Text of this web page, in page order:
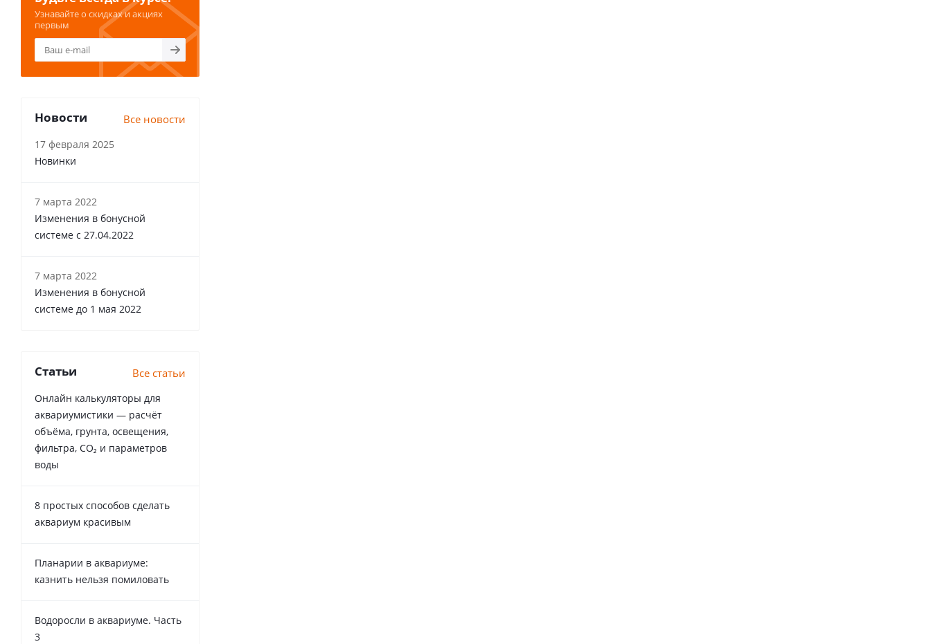
Узнавайте о скидках и акциях
первым
Новости Все новости
17 февраля 2025
Новинки
7 марта 2022
Изменения в бонусной
системе с 27.04.2022
7 марта 2022
Изменения в бонусной
системе до 1 мая 2022
Статьи Все статьи
Онлайн калькуляторы для
аквариумистики — расчёт
объёма, грунта, освещения,
фильтра, CO₂ и параметров
воды
8 простых способов сделать
аквариум красивым
Планарии в аквариуме:
казнить нельзя помиловать
Водоросли в аквариуме. Часть
3